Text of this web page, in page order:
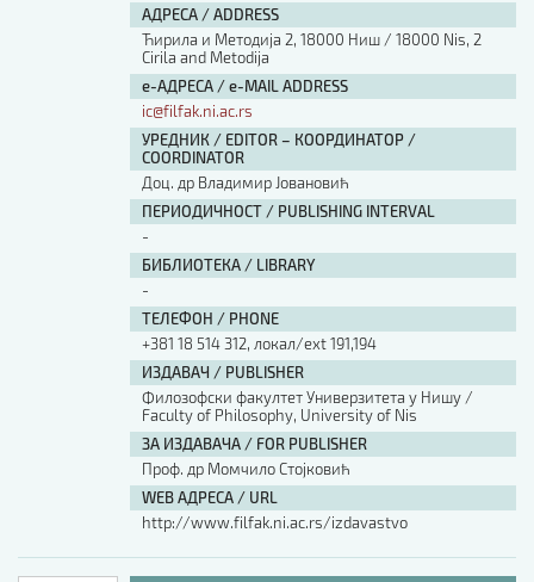
АДРЕСА / ADDRESS
Ћирила и Методија 2, 18000 Ниш / 18000 Nis, 2
Cirila and Metodija
е-АДРЕСА / e-MAIL ADDRESS
ic@filfak.ni.ac.rs
УРЕДНИК / EDITOR – КООРДИНАТОР /
COORDINATOR
Доц. др Владимир Јовановић
ПЕРИОДИЧНОСТ / PUBLISHING INTERVAL
-
БИБЛИОТЕКА / LIBRARY
-
ТЕЛЕФОН / PHONE
+381 18 514 312, локал/ext 191,194
ИЗДАВАЧ / PUBLISHER
Филозофски факултет Универзитета у Нишу /
Faculty of Philosophy, University of Nis
ЗА ИЗДАВАЧА / FOR PUBLISHER
Проф. др Момчило Стојковић
WEB АДРЕСА / URL
http://www.filfak.ni.ac.rs/izdavastvo